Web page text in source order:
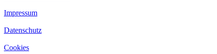
Impressum
Datenschutz
Cookies